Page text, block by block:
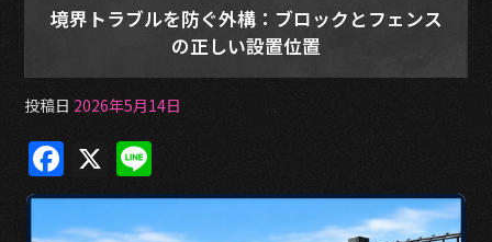
境界トラブルを防ぐ外構：ブロックとフェンス
の正しい設置位置
投稿日 2026年5月14日
F
a
c
X
n
e